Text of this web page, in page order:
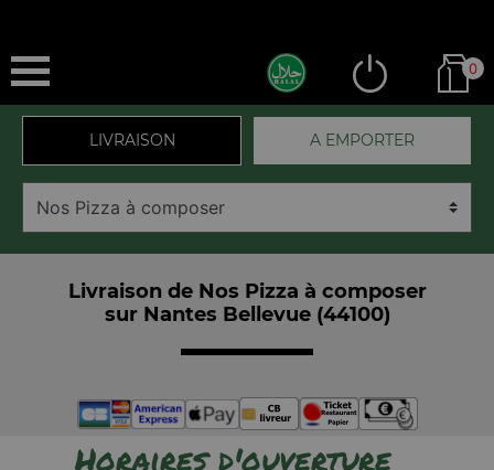
0
LIVRAISON A EMPORTER
Livraison de Nos Pizza à composer
sur Nantes Bellevue (44100)
Horaires d'ouverture